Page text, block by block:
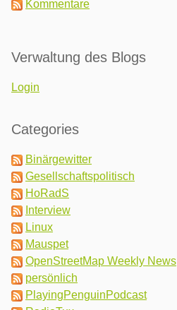
Kommentare
Verwaltung des Blogs
Login
Categories
Binärgewitter
Gesellschaftspolitisch
HoRadS
Interview
Linux
Mauspet
OpenStreetMap Weekly News
persönlich
PlayingPenguinPodcast